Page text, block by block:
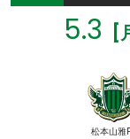
5.3 [
松本山雅